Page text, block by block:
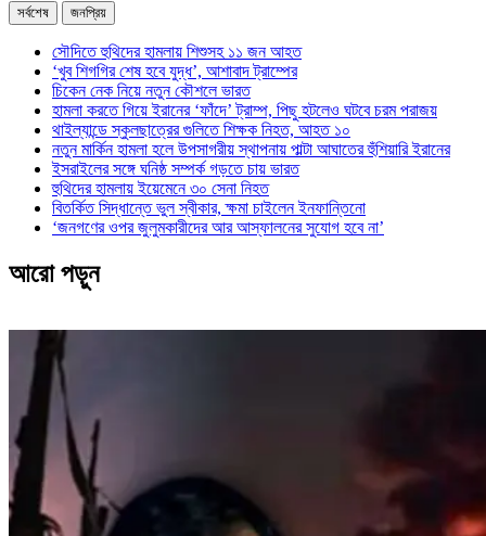
সর্বশেষ জনপ্রিয়
সৌদিতে হুথিদের হামলায় শিশুসহ ১১ জন আহত
‘খুব শিগগির শেষ হবে যুদ্ধ’, আশাবাদ ট্রাম্পের
চিকেন নেক নিয়ে নতুন কৌশলে ভারত
হামলা করতে গিয়ে ইরানের ‘ফাঁদে’ ট্রাম্প, পিছু হটলেও ঘটবে চরম পরাজয়
থাইল্যান্ডে স্কুলছাত্রের গুলিতে শিক্ষক নিহত, আহত ১০
নতুন মার্কিন হামলা হলে উপসাগরীয় স্থাপনায় পাল্টা আঘাতের হুঁশিয়ারি ইরানের
ইসরাইলের সঙ্গে ঘনিষ্ঠ সম্পর্ক গড়তে চায় ভারত
হুথিদের হামলায় ইয়েমেনে ৩০ সেনা নিহত
বিতর্কিত সিদ্ধান্তে ভুল স্বীকার, ক্ষমা চাইলেন ইনফান্তিনো
‘জনগণের ওপর জুলুমকারীদের আর আস্ফালনের সুযোগ হবে না’
আরো পড়ুন